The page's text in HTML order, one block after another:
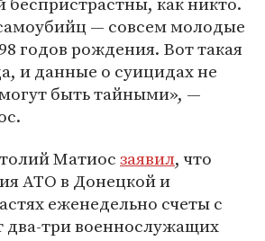
— совсем молодые
годов рождения. Вот такая
и данные о суицидах не
быть тайными», —
Матиосзаявил, что
АТО в Донецкой и
еженедельно счеты с
два-три военнослужащих